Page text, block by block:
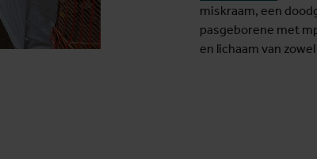
miskraam, een
pasgeborene met
en lichaam van